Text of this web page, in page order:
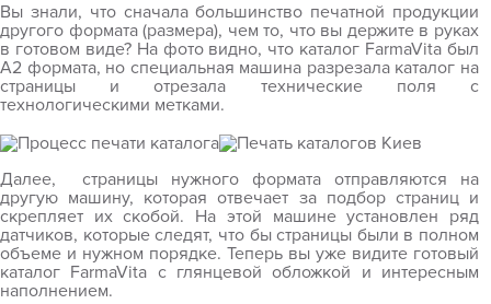
Вы знали, что сначала большинство печатной продукции
другого формата (размера), чем то, что вы держите в руках
в готовом виде? На фото видно, что каталог FarmaVita был
А2 формата, но специальная машина разрезала каталог на
страницы и отрезала технические поля с
технологическими метками.
Далее, страницы нужного формата отправляются на
другую машину, которая отвечает за подбор страниц и
скрепляет их скобой. На этой машине установлен ряд
датчиков, которые следят, что бы страницы были в полном
объеме и нужном порядке. Теперь вы уже видите готовый
каталог FarmaVita с глянцевой обложкой и интересным
наполнением.